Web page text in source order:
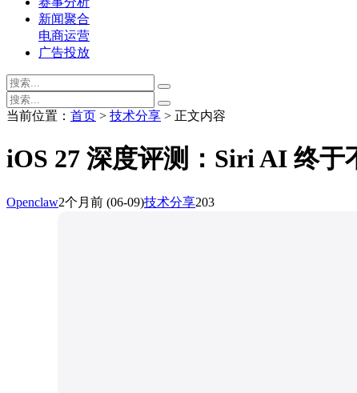
新闻聚合
电商运营
广告投放
当前位置： 首页 > 技术分享 > 正文内容
iOS 27 深度评测：Siri AI 终于
Openclaw2个月前 (06-09)技术分享203